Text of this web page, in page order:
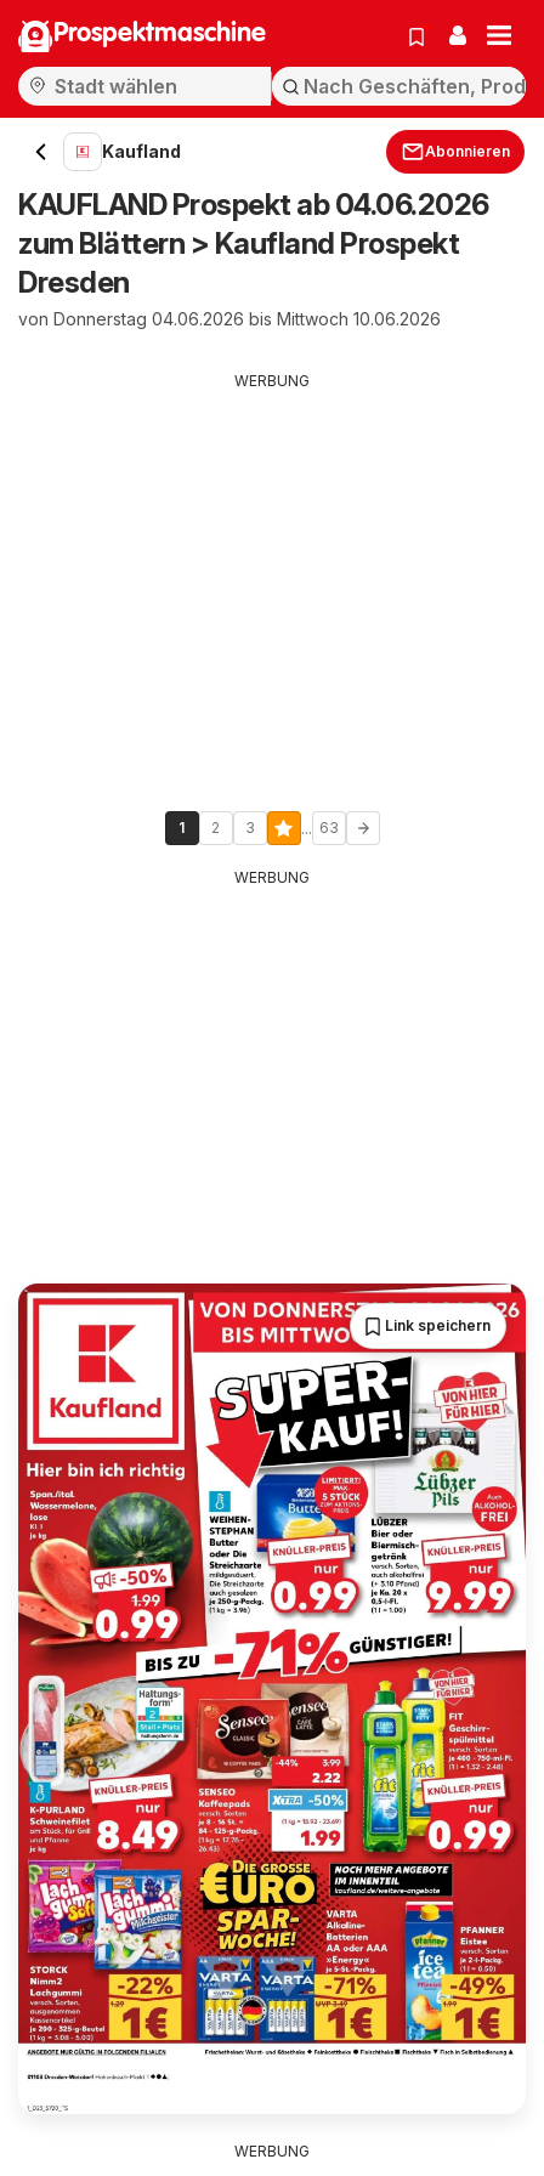
Prospektmaschine
Kaufland Abonnieren
KAUFLAND Prospekt ab 04.06.2026
zum Blättern > Kaufland Prospekt
Dresden
von Donnerstag 04.06.2026 bis Mittwoch 10.06.2026
WERBUNG
1 2 3 ... 63
WERBUNG
Link speichern
WERBUNG